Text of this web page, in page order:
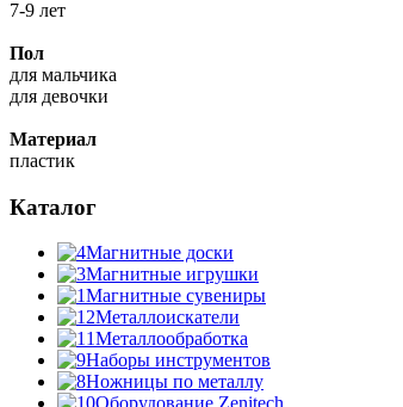
7-9 лет
Пол
для мальчика
для девочки
Материал
пластик
Каталог
Магнитные доски
Магнитные игрушки
Магнитные сувениры
Металлоискатели
Металлообработка
Наборы инструментов
Ножницы по металлу